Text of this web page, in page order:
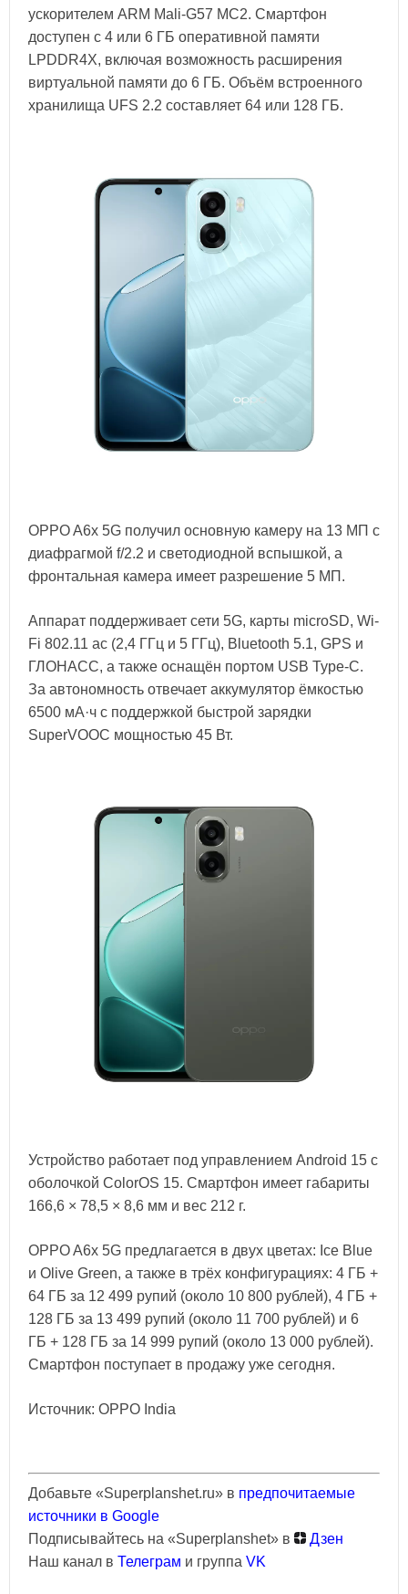
ускорителем ARM Mali-G57 MC2. Смартфон
доступен с 4 или 6 ГБ оперативной памяти
LPDDR4X, включая возможность расширения
виртуальной памяти до 6 ГБ. Объём встроенного
хранилища UFS 2.2 составляет 64 или 128 ГБ.
OPPO A6x 5G получил основную камеру на 13 МП с
диафрагмой f/2.2 и светодиодной вспышкой, а
фронтальная камера имеет разрешение 5 МП.
Аппарат поддерживает сети 5G, карты microSD, Wi-
Fi 802.11 ac (2,4 ГГц и 5 ГГц), Bluetooth 5.1, GPS и
ГЛОНАСС, а также оснащён портом USB Type-C.
За автономность отвечает аккумулятор ёмкостью
6500 мА·ч с поддержкой быстрой зарядки
SuperVOOC мощностью 45 Вт.
Устройство работает под управлением Android 15 с
оболочкой ColorOS 15. Смартфон имеет габариты
166,6 × 78,5 × 8,6 мм и вес 212 г.
OPPO A6x 5G предлагается в двух цветах: Ice Blue
и Olive Green, а также в трёх конфигурациях: 4 ГБ +
64 ГБ за 12 499 рупий (около 10 800 рублей), 4 ГБ +
128 ГБ за 13 499 рупий (около 11 700 рублей) и 6
ГБ + 128 ГБ за 14 999 рупий (около 13 000 рублей).
Смартфон поступает в продажу уже сегодня.
Источник: OPPO India
Добавьте «Superplanshet.ru» в предпочитаемые
источники в Google
Подписывайтесь на «Superplanshet» в
Дзен
Наш канал в Телеграм и группа VK